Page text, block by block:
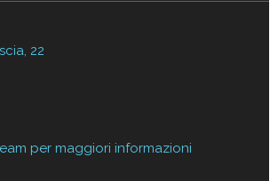
22
per maggiori informazioni